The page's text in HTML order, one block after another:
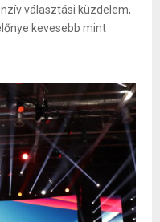
választási küzdelem,
kevesebb mint